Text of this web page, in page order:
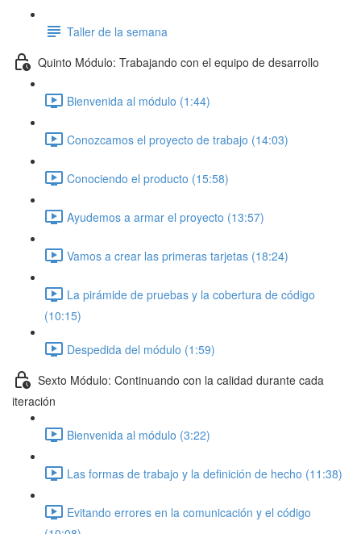
Taller de la semana
Quinto Módulo: Trabajando con el equipo de desarrollo
Bienvenida al módulo (1:44)
Conozcamos el proyecto de trabajo (14:03)
Conociendo el producto (15:58)
Ayudemos a armar el proyecto (13:57)
Vamos a crear las primeras tarjetas (18:24)
La pirámide de pruebas y la cobertura de código
(10:15)
Despedida del módulo (1:59)
Sexto Módulo: Continuando con la calidad durante cada
iteración
Bienvenida al módulo (3:22)
Las formas de trabajo y la definición de hecho (11:38)
Evitando errores en la comunicación y el código